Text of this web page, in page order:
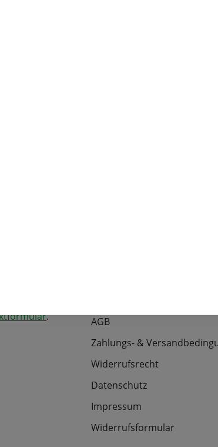
langjährige
unter:
Nachricht!
.
AGB
Zahlungs- &
Widerrufsrecht
Datenschutz
Impressum
Widerrufsformular